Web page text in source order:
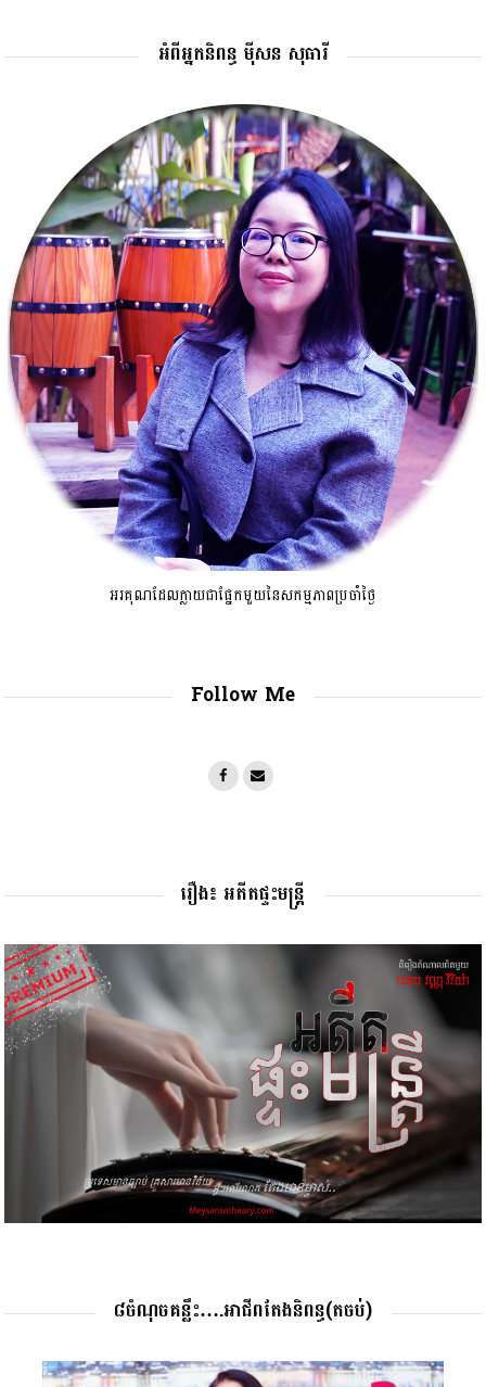
អំពីអ្នកនិពន្ធ ម៉ីសន សុធារី
អរគុណដែលក្លាយជាផ្នែកមួយនៃសកម្មភាពប្រចាំថ្ងៃ
Follow Me
រឿង៖ អតីតផ្ទះមន្រ្តី
៨ចំណុចគន្លឹះ….អាជីពតែងនិពន្ធ(តចប់)